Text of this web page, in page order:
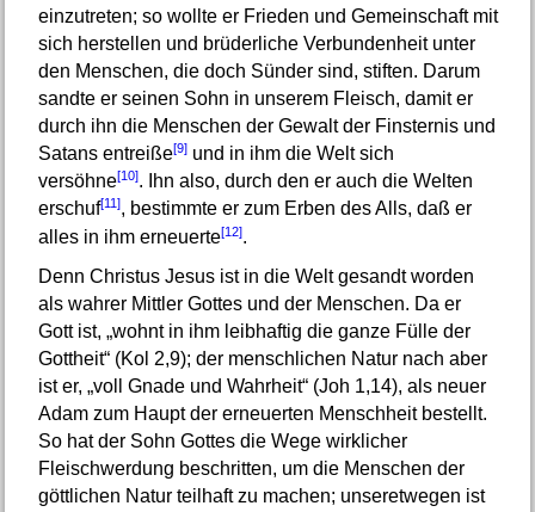
einzutreten; so wollte er Frieden und Gemeinschaft mit
sich herstellen und brüderliche Verbundenheit unter
den Menschen, die doch Sünder sind, stiften. Darum
sandte er seinen Sohn in unserem Fleisch, damit er
durch ihn die Menschen der Gewalt der Finsternis und
Satans entreiße[9]und in ihm die Welt sich
versöhne[10]. Ihn also, durch den er auch die Welten
erschuf[11], bestimmte er zum Erben des Alls, daß er
alles in ihm erneuerte[12].
Denn Christus Jesus ist in die Welt gesandt worden
als wahrer Mittler Gottes und der Menschen. Da er
Gott ist, „wohnt in ihm leibhaftig die ganze Fülle der
Gottheit“ (Kol 2,9); der menschlichen Natur nach aber
ist er, „voll Gnade und Wahrheit“ (Joh 1,14), als neuer
Adam zum Haupt der erneuerten Menschheit bestellt.
So hat der Sohn Gottes die Wege wirklicher
Fleischwerdung beschritten, um die Menschen der
göttlichen Natur teilhaft zu machen; unseretwegen ist